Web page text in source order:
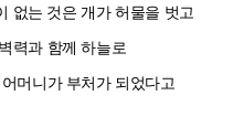
없는 것은 개가 허물을 벗고
력과 함께 하늘로
머니가 부처가 되었다고